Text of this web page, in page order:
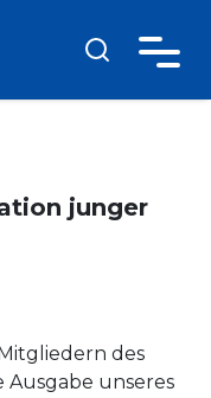
junger
des
Ausgabe unseres